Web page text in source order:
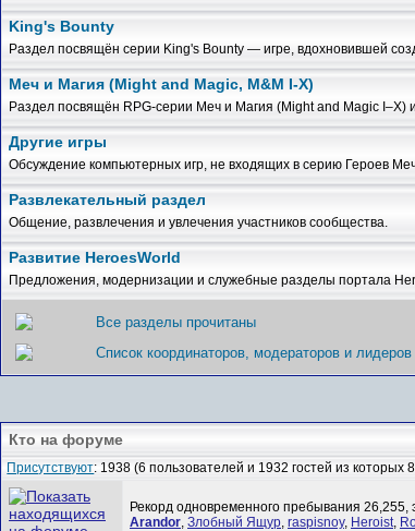
King's Bounty
Раздел посвящён серии King's Bounty — игре, вдохновившей
Меч и Магия (Might and Magic, M&M I-X)
Раздел посвящён RPG-серии Меч и Магия (Might and Magic I–X)
Другие игры
Обсуждение компьютерных игр, не входящих в серию Героев
Развлекательный раздел
Общение, развлечения и увлечения участников сообщества.
Развитие HeroesWorld
Предложения, модернизации и служебные разделы портала
Все разделы прочитаны
Список координаторов, модераторов и лидеров
Кто на форуме
Присутствуют: 1938 (6 пользователей и 1932 гостей из которых
Рекорд одновременного пребывания 26,255,
Arandor Злобный Ящур raspisnoy, Heroist